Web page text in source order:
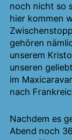
noch nicht so
hier kommen
gehören
unserem
unseren
im
nach
Nachdem es
Abend noch